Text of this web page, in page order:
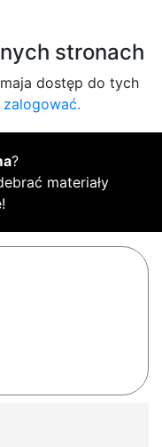
stronach
dostęp do tych
zalogować.
?
materiały